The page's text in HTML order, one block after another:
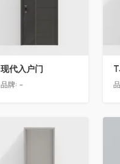
现代入户门
品牌: -
收藏